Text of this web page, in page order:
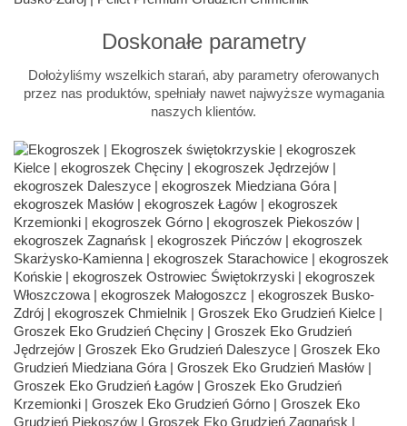
Doskonałe parametry
Dołożyliśmy wszelkich starań, aby parametry oferowanych
przez nas produktów, spełniały nawet najwyższe wymagania
naszych klientów.